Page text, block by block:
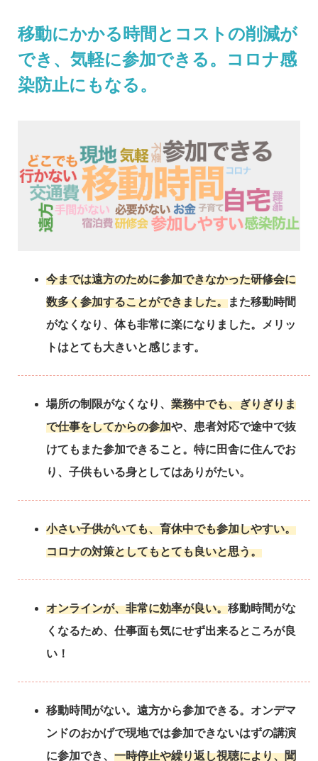
移動にかかる時間とコストの削減が
でき、気軽に参加できる。コロナ感
染防止にもなる。
今までは遠方のために参加できなかった研修会に
数多く参加することができました。また移動時間
がなくなり、体も非常に楽になりました。メリッ
トはとても大きいと感じます。
場所の制限がなくなり、 業務中でも、ぎりぎりま
で仕事をしてからの参加や、患者対応で途中で抜
けてもまた参加できること。特に田舎に住んでお
り、子供もいる身としてはありがたい。
小さい子供がいても、育休中でも参加しやすい。
コロナの対策としてもとても良いと思う。
オンラインが、非常に効率が良い。移動時間がな
くなるため、仕事面も気にせず出来るところが良
い！
移動時間がない。遠方から参加できる。オンデマ
ンドのおかげで現地では参加できないはずの講演
に参加でき、 一時停止や繰り返し視聴により、聞